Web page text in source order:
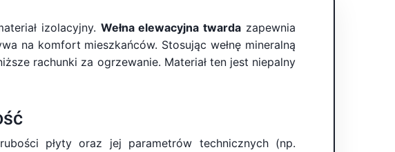
izolacyjny. Wełna elewacyjna twarda zapewnia
na komfort mieszkańców. Stosując wełnę mineralną
rachunki za ogrzewanie. Materiał ten jest niepalny
płyty oraz jej parametrów technicznych (np.